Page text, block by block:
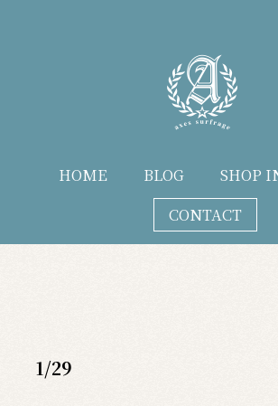
HOME BLOG SHOP
CONTACT
1/29